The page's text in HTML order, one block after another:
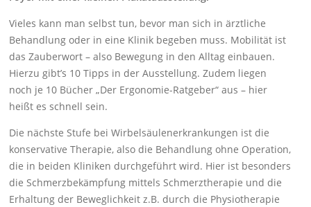
Vieles kann man selbst tun, bevor man sich in ärztliche
Behandlung oder in eine Klinik begeben muss. Mobilität ist
das Zauberwort – also Bewegung in den Alltag einbauen.
Hierzu gibt’s 10 Tipps in der Ausstellung. Zudem liegen
noch je 10 Bücher „Der Ergonomie-Ratgeber“ aus – hier
heißt es schnell sein.
Die nächste Stufe bei Wirbelsäulenerkrankungen ist die
konservative Therapie, also die Behandlung ohne Operation,
die in beiden Kliniken durchgeführt wird. Hier ist besonders
die Schmerzbekämpfung mittels Schmerztherapie und die
Erhaltung der Beweglichkeit z.B. durch die Physiotherapie